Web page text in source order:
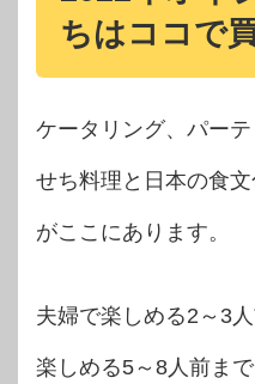
ちはココで
ケータリング、パー
せち料理と日本の食
がここにあります。
夫婦で楽しめる2～3
楽しめる5～8人前ま